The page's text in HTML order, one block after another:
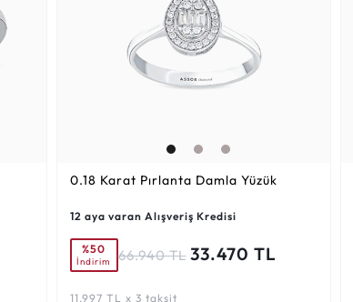
0.18 Karat Pırlanta Damla Yüzük
12 aya varan Alışveriş Kredisi
%50
İndirim 66.940 TL 33.470 TL
11.997 TL x 3 taksit